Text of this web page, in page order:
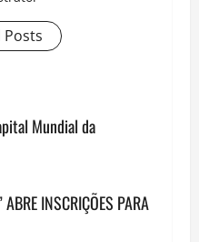
Posts
Mundial da
ABRE INSCRIÇÕES PARA